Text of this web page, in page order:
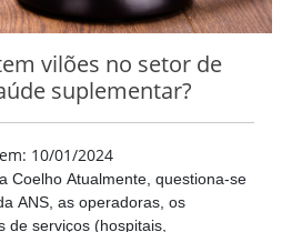
vilões no setor de
suplementar?
10/01/2024
Coelho Atualmente, questiona-se
ANS, as operadoras, os
de serviços (hospitais,